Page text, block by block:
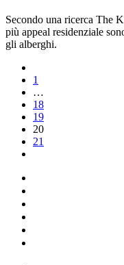
Secondo una ricerca The
più appeal residenziale
gli alberghi.
1
…
18
19
20
21